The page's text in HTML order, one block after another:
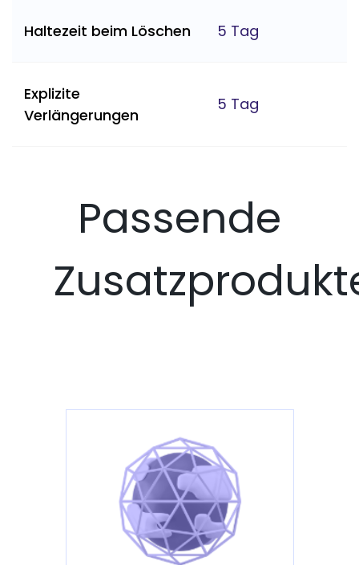
Haltezeit beim Löschen 5 Tag
Explizite
Verlängerungen
5 Tag
Passende